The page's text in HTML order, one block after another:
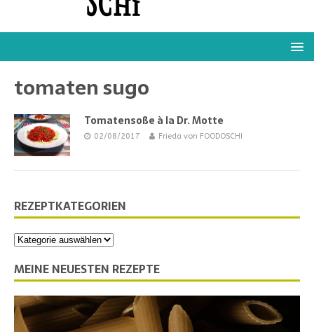
tomaten sugo
Tomatensoße à la Dr. Motte
02/08/2017 Frieda von FOODOSCHI
REZEPTKATEGORIEN
MEINE NEUESTEN REZEPTE